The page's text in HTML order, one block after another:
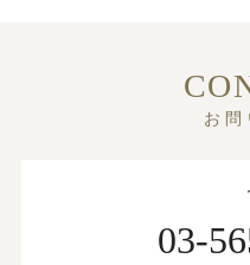
お問
03-